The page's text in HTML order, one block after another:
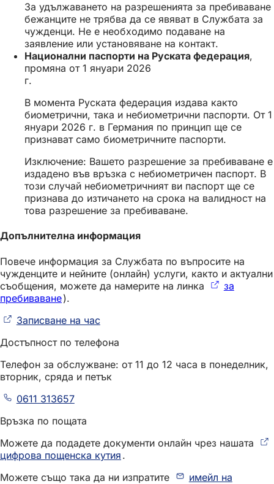
За удължаването на разрешенията за пребиваване
бежанците не трябва да се явяват в Службата за
чужденци. Не е необходимо подаване на
заявление или установяване на контакт.
Национални паспорти на Руската федерация,
промяна от 1 януари 2026
г.
В момента Руската федерация издава както
биометрични, така и небиометрични паспорти. От 1
януари 2026 г. в Германия по принцип ще се
признават само биометричните паспорти.
Изключение: Вашето разрешение за пребиваване е
издадено във връзка с небиометричен паспорт. В
този случай небиометричният ви паспорт ще се
признава до изтичането на срока на валидност на
това разрешение за пребиваване.
Допълнителна информация
Повече информация за Службата по въпросите на
чужденците и нейните (онлайн) услуги, както и актуални
съобщения, можете да намерите на линка
за
пребиваване(Отваря
в
раздел)
).
Записване на час(Отваря
в
раздел)
Достъпност по телефона
Телефон за обслужване: от 11 до 12 часа в понеделник,
вторник, сряда и петък
0611 313657
Връзка по пощата
Можете да подадете документи онлайн чрез нашата
цифрова пощенска кутия (Отваря
в
.
Можете също така да ни изпратите
имейл на